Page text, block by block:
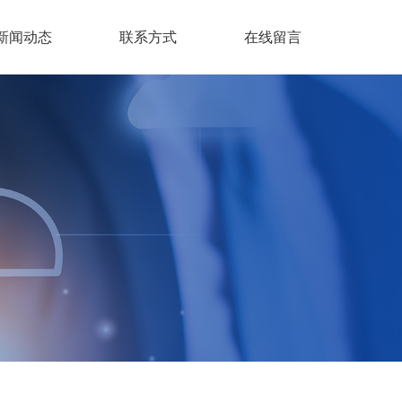
闻动态 联系方式 在线留言